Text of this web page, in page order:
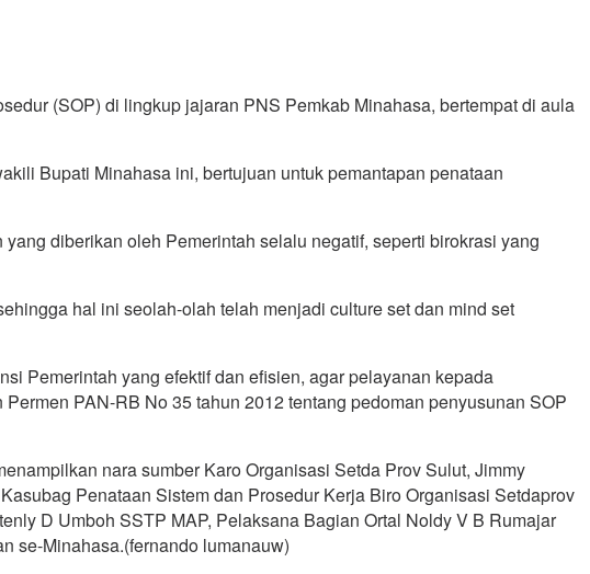
(SOP) di lingkup jajaran PNS Pemkab Minahasa, bertempat di aula
Bupati Minahasa ini, bertujuan untuk pemantapan penataan
diberikan oleh Pemerintah selalu negatif, seperti birokrasi yang
hal ini seolah-olah telah menjadi culture set dan mind set
Pemerintah yang efektif dan efisien, agar pelayanan kepada
PAN-RB No 35 tahun 2012 tentang pedoman penyusunan SOP
nara sumber Karo Organisasi Setda Prov Sulut, Jimmy
Penataan Sistem dan Prosedur Kerja Biro Organisasi Setdaprov
D Umboh SSTP MAP, Pelaksana Bagian Ortal Noldy V B Rumajar
se-Minahasa.(fernando lumanauw)